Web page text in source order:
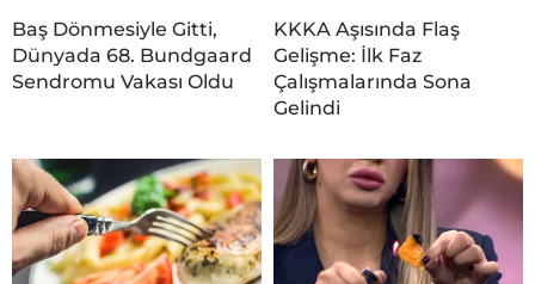
Baş Dönmesiyle Gitti,
Dünyada 68. Bundgaard
Sendromu Vakası Oldu
KKKA Aşısında Flaş
Gelişme: İlk Faz
Çalışmalarında Sona
Gelindi